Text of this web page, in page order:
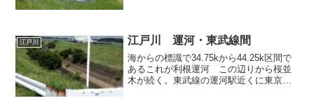
す。 松戸駅西口を出...
江戸川 江戸川 運河・東武線間
海からの標識で34.75kから44.25k区間で
あるこれが利根運河 この辺りから桜並
木が続く。東武線の運河駅近くに東京理